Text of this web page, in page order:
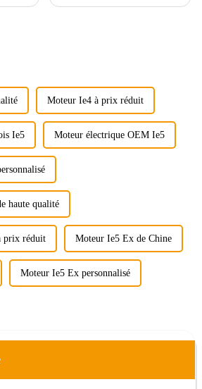
Moteur Ie4 à prix réduit
Ie5 Moteur électrique OEM Ie5
haute qualité
prix réduit Moteur Ie5 Ex de Chine
Moteur Ie5 Ex personnalisé